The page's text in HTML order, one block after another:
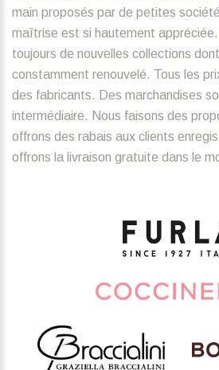
main proposés par de petites
maîtrise est si hautement
toujours de nouvelles collections
constamment renouvelé. Tous les
des fabricants. Des marchandises
intermédiaire. Nous faisons des
offrons des rabais aux clients
offrons la livraison gratuite dans le